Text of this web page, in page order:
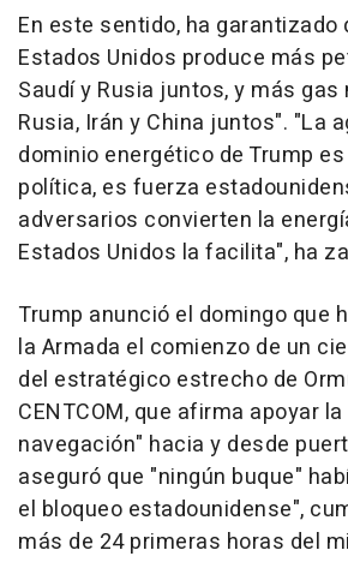
En este sentido, ha garantizado
Estados Unidos produce más
Saudí y Rusia juntos, y más gas
Rusia, Irán y China juntos". "La
dominio energético de Trump
política, es fuerza
adversarios convierten la
Estados Unidos la facilita", ha
Trump anunció el domingo que
la Armada el comienzo de un
del estratégico estrecho de
CENTCOM, que afirma apoyar
navegación" hacia y desde
aseguró que "ningún buque"
el bloqueo estadounidense",
más de 24 primeras horas del